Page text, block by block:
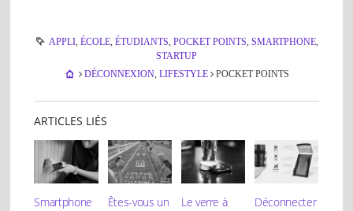
APPLI,ÉCOLE,ÉTUDIANTS,POCKET POINTS,SMARTPHONE,
STARTUP
DÉCONNEXION,LIFESTYLE POCKET POINTS
ARTICLES LIÉS
Smartphone
Êtes-vous un
Le verre à
Déconnecter